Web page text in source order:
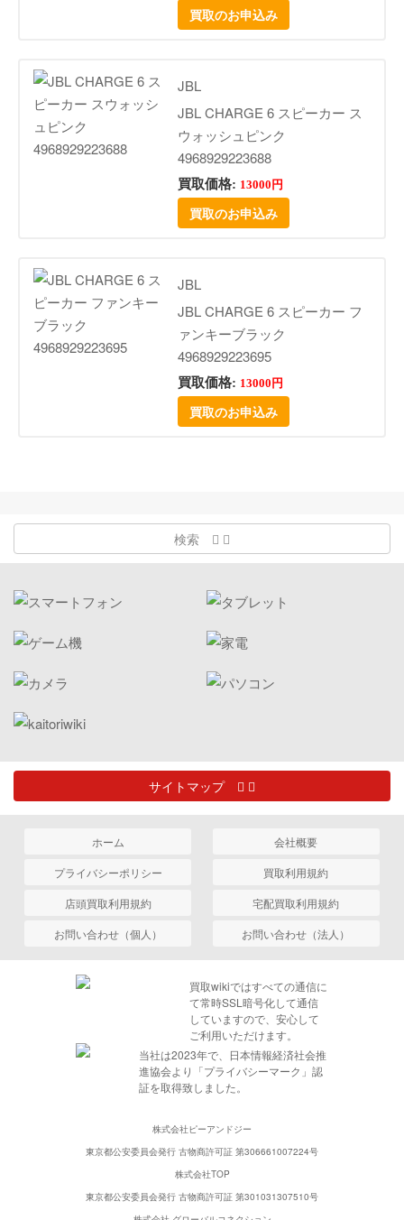
買取のお申込み
JBL
JBL CHARGE 6 スピーカー ス
ウォッシュピンク
4968929223688
買取価格: 13000円
買取のお申込み
JBL
JBL CHARGE 6 スピーカー フ
ァンキーブラック
4968929223695
買取価格: 13000円
買取のお申込み
検索
サイトマップ
ホーム
会社概要
プライバシーポリシー
買取利用規約
店頭買取利用規約
宅配買取利用規約
お問い合わせ（個人）
お問い合わせ（法人）
買取wikiではすべての通信に
て常時SSL暗号化して通信
していますので、安心して
ご利用いただけます。
当社は2023年で、日本情報経済社会推
進協会より「プライバシーマーク」認
証を取得致しました。
株式会社ピーアンドジー
東京都公安委員会発行 古物商許可証 第306661007224号
株式会社TOP
東京都公安委員会発行 古物商許可証 第301031307510号